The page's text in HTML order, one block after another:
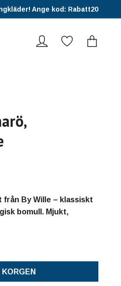
Ange kod: Rabatt20
från By Wille – klassiskt
bomull. Mjukt,
KORGEN